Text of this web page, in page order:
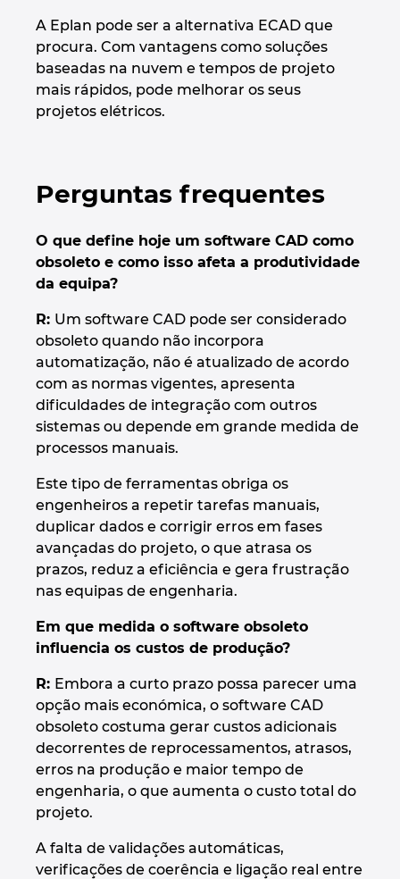
A Eplan pode ser a alternativa ECAD que
procura. Com vantagens como soluções
baseadas na nuvem e tempos de projeto
mais rápidos, pode melhorar os seus
projetos elétricos.
Perguntas frequentes
O que define hoje um software CAD como
obsoleto e como isso afeta a produtividade
da equipa?
R: Um software CAD pode ser considerado
obsoleto quando não incorpora
automatização, não é atualizado de acordo
com as normas vigentes, apresenta
dificuldades de integração com outros
sistemas ou depende em grande medida de
processos manuais.
Este tipo de ferramentas obriga os
engenheiros a repetir tarefas manuais,
duplicar dados e corrigir erros em fases
avançadas do projeto, o que atrasa os
prazos, reduz a eficiência e gera frustração
nas equipas de engenharia.
Em que medida o software obsoleto
influencia os custos de produção?
R: Embora a curto prazo possa parecer uma
opção mais económica, o software CAD
obsoleto costuma gerar custos adicionais
decorrentes de reprocessamentos, atrasos,
erros na produção e maior tempo de
engenharia, o que aumenta o custo total do
projeto.
A falta de validações automáticas,
verificações de coerência e ligação real entre